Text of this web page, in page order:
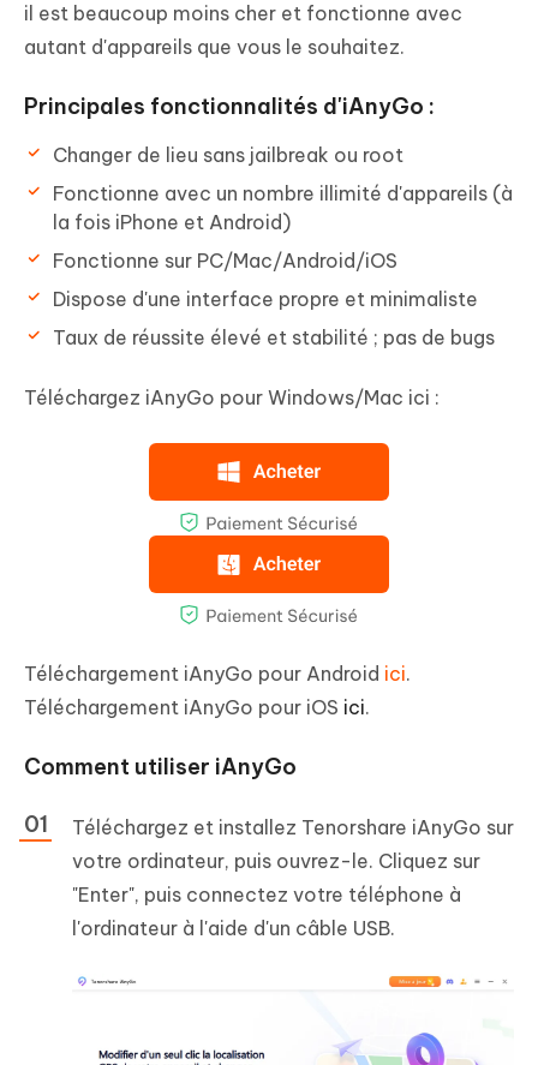
il est beaucoup moins cher et fonctionne avec
autant d'appareils que vous le souhaitez.
Principales fonctionnalités d'iAnyGo :
Changer de lieu sans jailbreak ou root
Fonctionne avec un nombre illimité d'appareils (à
la fois iPhone et Android)
Fonctionne sur PC/Mac/Android/iOS
Dispose d'une interface propre et minimaliste
Taux de réussite élevé et stabilité ; pas de bugs
Téléchargez iAnyGo pour Windows/Mac ici :
Téléchargement iAnyGo pour Android ici.
Téléchargement iAnyGo pour iOS ici.
Comment utiliser iAnyGo
Téléchargez et installez Tenorshare iAnyGo sur
votre ordinateur, puis ouvrez-le. Cliquez sur
"Enter", puis connectez votre téléphone à
l'ordinateur à l'aide d'un câble USB.